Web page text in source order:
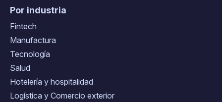
Por industria
Fintech
Manufactura
Tecnología
Salud
Hotelería y hospitalidad
Logística y Comercio exterior